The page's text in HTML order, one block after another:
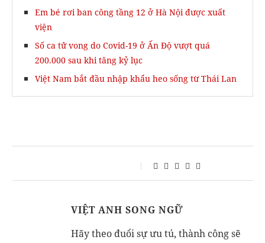
Em bé rơi ban công tầng 12 ở Hà Nội được xuất
viện
Số ca tử vong do Covid-19 ở Ấn Độ vượt quá
200.000 sau khi tăng kỷ lục
Việt Nam bắt đầu nhập khẩu heo sống từ Thái Lan
VIỆT ANH SONG NGỮ
Hãy theo đuổi sự ưu tú, thành công sẽ